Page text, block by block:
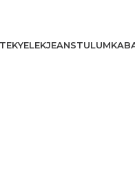
YELEKJEANSTULUM